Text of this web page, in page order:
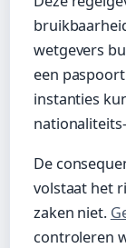
wetgevers
een
instanties
De
volstaat het
zaken niet.
controleren